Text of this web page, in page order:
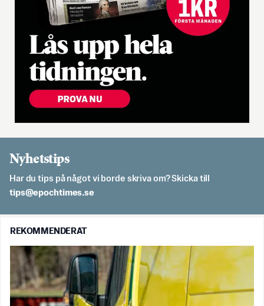
Nyhetstips
Har du tips på något vi borde skriva om? Skicka till
es.semithcope@spit
REKOMMENDERAT